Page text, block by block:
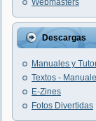
Webmasters
Descargas
Manuales y
Textos -
E-Zines
Fotos Divertidas